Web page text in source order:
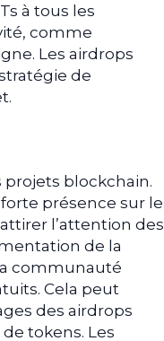
à tous les
comme
Les airdrops
de
blockchain.
présence sur le
l’attention des
de la
communauté
Cela peut
des airdrops
tokens. Les